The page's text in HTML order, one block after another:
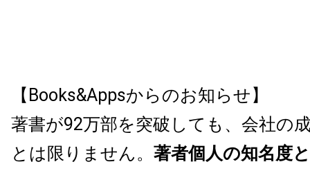
【Books&Appsからのお知らせ】
著書が92万部を突破しても、会社の
とは限りません。 著者個人の知名度